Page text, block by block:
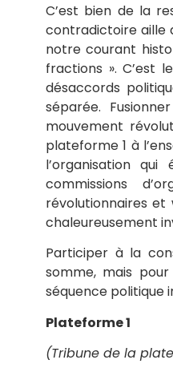
C’est bien de la
contradictoire aille
notre courant
fractions ». C’est
désaccords
séparée.
mouvement
plateforme 1 à
l’organisation
commissions
révolutionnaires et
chaleureusement
Participer à la
somme, mais
séquence politique
Plateforme 1
(Tribune de la